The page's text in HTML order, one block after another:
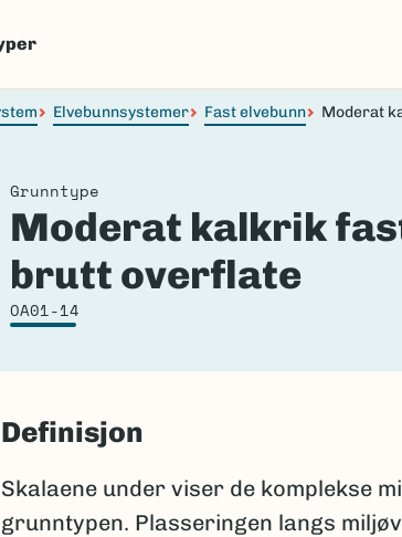
Elvebunnsystemer Fast elvebunn Moderat
Grunntype
Moderat kalkrik
brutt overflate
OA01-14
Definisjon
Skalaene under viser de komplekse
grunntypen. Plasseringen langs